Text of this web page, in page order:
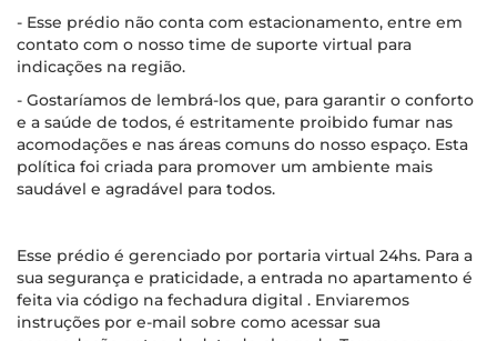
- Esse prédio não conta com estacionamento, entre em
contato com o nosso time de suporte virtual para
indicações na região.
- Gostaríamos de lembrá-los que, para garantir o conforto
e a saúde de todos, é estritamente proibido fumar nas
acomodações e nas áreas comuns do nosso espaço. Esta
política foi criada para promover um ambiente mais
saudável e agradável para todos.
Esse prédio é gerenciado por portaria virtual 24hs. Para a
sua segurança e praticidade, a entrada no apartamento é
feita via código na fechadura digital . Enviaremos
instruções por e-mail sobre como acessar sua